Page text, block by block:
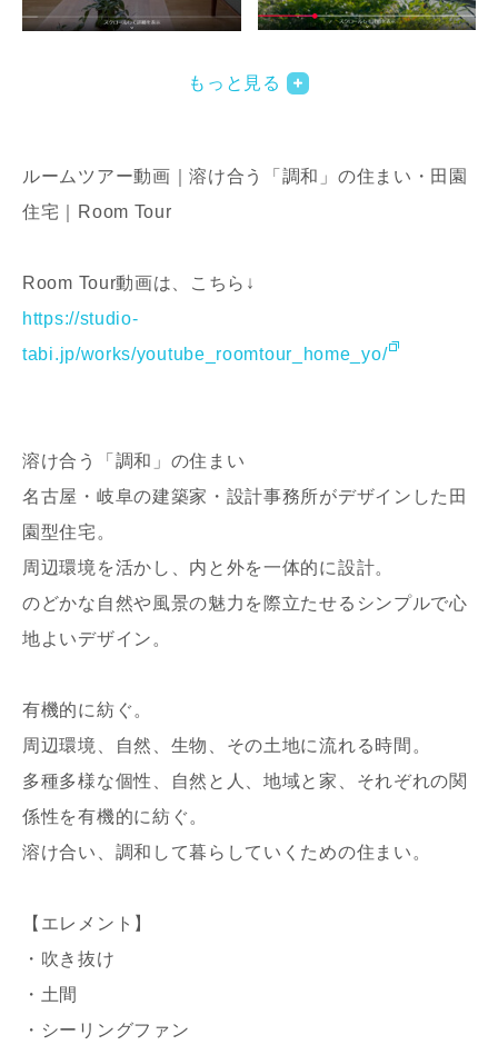
写真を拡大する
もっと見る
ルームツアー動画｜溶け合う「調和」の住まい・田園
住宅｜Room Tour
Room Tour動画は、こちら↓
https://studio-
tabi.jp/works/youtube_roomtour_home_yo/
溶け合う「調和」の住まい
名古屋・岐阜の建築家・設計事務所がデザインした田
園型住宅。
周辺環境を活かし、内と外を一体的に設計。
のどかな自然や風景の魅力を際立たせるシンプルで心
地よいデザイン。
有機的に紡ぐ。
周辺環境、自然、生物、その土地に流れる時間。
多種多様な個性、自然と人、地域と家、それぞれの関
係性を有機的に紡ぐ。
溶け合い、調和して暮らしていくための住まい。
【エレメント】
・吹き抜け
・土間
・シーリングファン